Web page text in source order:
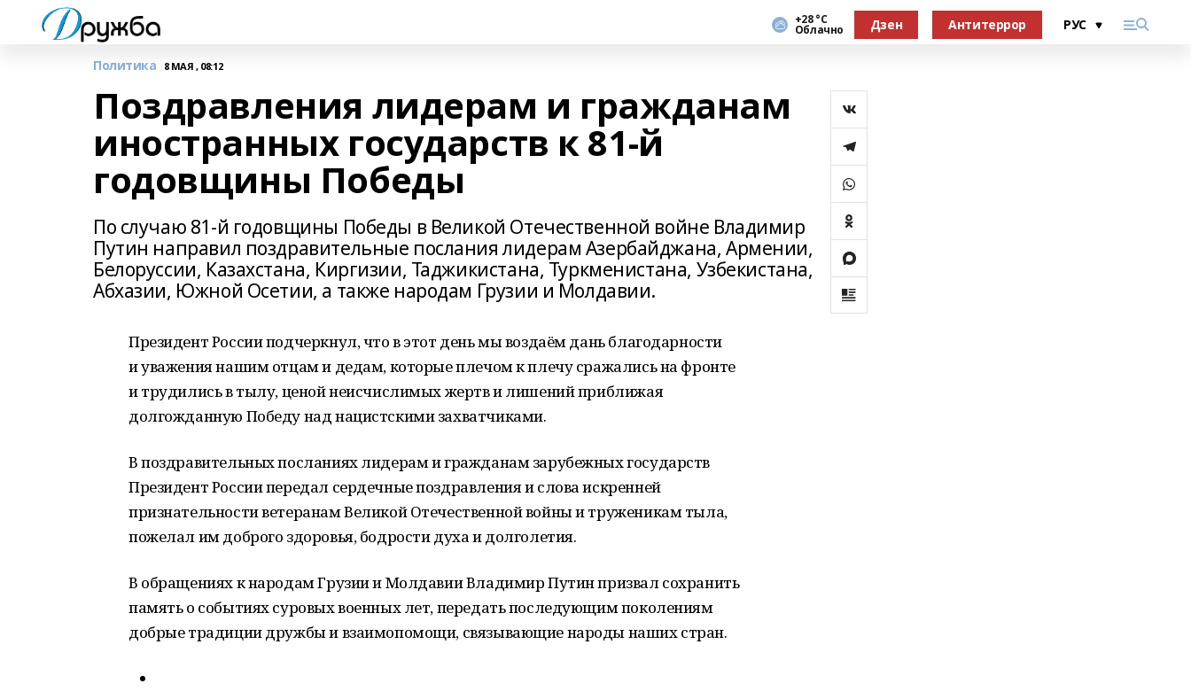
+28 °С
Облачно Дзен Антитеррор
Политика 8 МАЯ , 08:12
Поздравления лидерам и гражданам
иностранных государств к 81-й
годовщины Победы
По случаю 81-й годовщины Победы в Великой Отечественной войне Владимир
Путин направил поздравительные послания лидерам Азербайджана, Армении,
Белоруссии, Казахстана, Киргизии, Таджикистана, Туркменистана, Узбекистана,
Абхазии, Южной Осетии, а также народам Грузии и Молдавии.
Президент России подчеркнул, что в этот день мы воздаём дань благодарности
и уважения нашим отцам и дедам, которые плечом к плечу сражались на фронте
и трудились в тылу, ценой неисчислимых жертв и лишений приближая
долгожданную Победу над нацистскими захватчиками.
В поздравительных посланиях лидерам и гражданам зарубежных государств
Президент России передал сердечные поздравления и слова искренней
признательности ветеранам Великой Отечественной войны и труженикам тыла,
пожелал им доброго здоровья, бодрости духа и долголетия.
В обращениях к народам Грузии и Молдавии Владимир Путин призвал сохранить
память о событиях суровых военных лет, передать последующим поколениям
добрые традиции дружбы и взаимопомощи, связывающие народы наших стран.